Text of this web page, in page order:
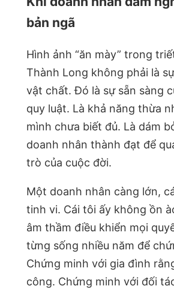
bản ngã
Hình ảnh “ăn mày” trong
Thành Long không phải là
vật chất. Đó là sự sẵn sàng
quy luật. Là khả năng thừa
mình chưa biết đủ. Là dám
doanh nhân thành đạt để
trò của cuộc đời.
Một doanh nhân càng lớn,
tinh vi. Cái tôi ấy không ồn
âm thầm điều khiển mọi
từng sống nhiều năm để
Chứng minh với gia đình
công. Chứng minh với đối